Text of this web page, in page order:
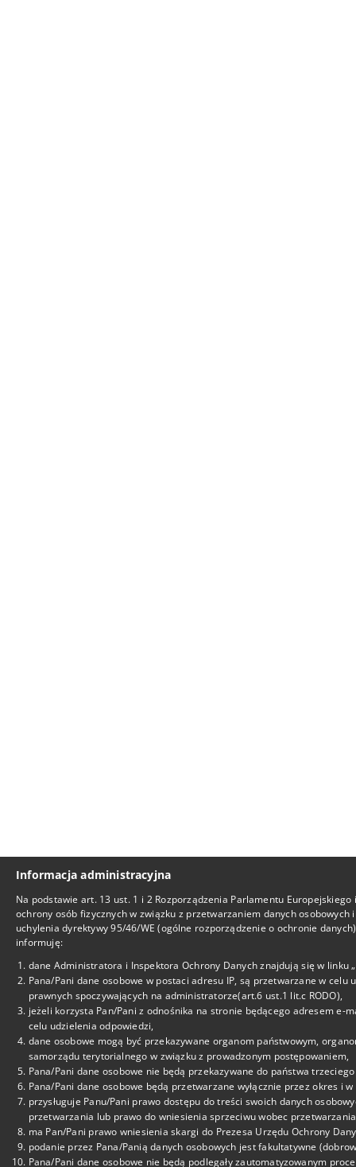
Informacja administracyjna
Na podstawie art. 13 ust. 1 i 2 Rozporządzenia Parlamentu
ochrony osób fizycznych w związku z przetwarzaniem danych
uchylenia dyrektywy 95/46/WE (ogólne rozporządzenie o ochronie
informuję:
dane Administratora i Inspektora Ochrony Danych znajdują się w linku
Pana/Pani dane osobowe w postaci adresu IP, są przetwarzane w
prawnych spoczywających na administratorze(art.6 ust.1 lit.c RODO),
jeżeli korzysta Pan/Pani z odnośnika na stronie będącego adresem e-
celu udzielenia odpowiedzi,
dane osobowe mogą być przekazywane organom państwowym,
samorządu terytorialnego w związku z prowadzonym postępowaniem,
Pana/Pani dane osobowe nie będą przekazywane do państwa
Pana/Pani dane osobowe będą przetwarzane wyłącznie przez okres i
przysługuje Panu/Pani prawo dostępu do treści swoich danych
przetwarzania lub prawo do wniesienia sprzeciwu wobec
ma Pan/Pani prawo wniesienia skargi do Prezesa Urzędu Ochrony
podanie przez Pana/Panią danych osobowych jest fakultatywne
Pana/Pani dane osobowe nie będą podlegały zautomatyzowanym